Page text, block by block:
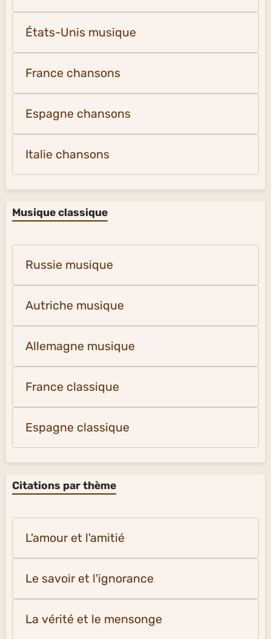
États-Unis musique
France chansons
Espagne chansons
Italie chansons
Musique classique
Russie musique
Autriche musique
Allemagne musique
France classique
Espagne classique
Citations par thème
L'amour et l'amitié
Le savoir et l'ignorance
La vérité et le mensonge